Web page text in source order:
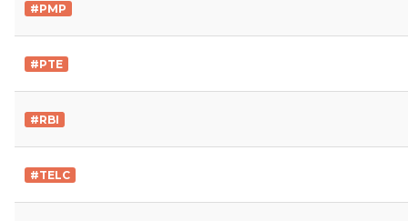
#PMP
#PTE
#RBI
#TELC